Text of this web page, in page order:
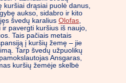
kuršiai drąsiai puolė danus,
aukso, sidabro ir kito
švedų karalius Olofas
pavergti kuršius iš naujo,
Tais pačiais metais
į kuršių žemę – jie
Tarp švedų užpuolikų
Ansgaras,
kuršių žemėje skelbė